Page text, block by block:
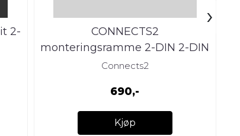
2-
CONNECTS2
monteringsramme 2-DIN 2-DIN
Universal underdash mont.s
Connects2
690,-
Kjøp
›